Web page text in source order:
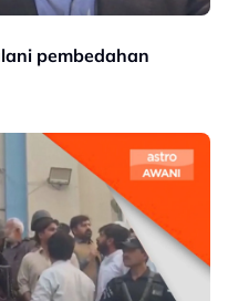
pembedahan